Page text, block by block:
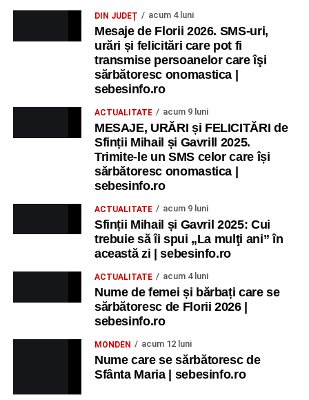
DIN JUDEȚ acum 4 luni
Mesaje de Florii 2026. SMS-uri,
urări și felicitări care pot fi
transmise persoanelor care îşi
sărbătoresc onomastica |
sebesinfo.ro
ACTUALITATE acum 9 luni
MESAJE, URĂRI și FELICITĂRI de
Sfinții Mihail și Gavrill 2025.
Trimite-le un SMS celor care își
sărbătoresc onomastica |
sebesinfo.ro
ACTUALITATE acum 9 luni
Sfinții Mihail și Gavril 2025: Cui
trebuie să îi spui „La mulţi ani” în
această zi | sebesinfo.ro
ACTUALITATE acum 4 luni
Nume de femei și bărbați care se
sărbătoresc de Florii 2026 |
sebesinfo.ro
MONDEN acum 12 luni
Nume care se sărbătoresc de
Sfânta Maria | sebesinfo.ro